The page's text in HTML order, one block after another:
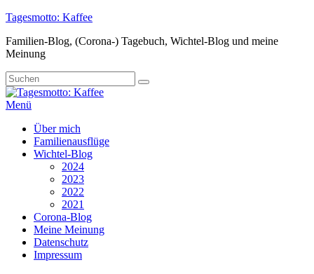
Zum
springen
Tagesmotto: Kaffee
Familien-Blog, (Corona-) Tagebuch, Wichtel-Blog und meine
Meinung
Suche
nach:
Suchen
Menü
Primäres
Menü
Über mich
Familienausflüge
Wichtel-Blog
2024
2023
2022
2021
Corona-Blog
Meine Meinung
Datenschutz
Impressum